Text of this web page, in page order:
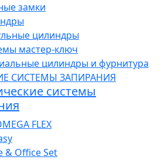
замки
цилиндры
мастер-ключ
цилиндры и фурнитура
СИСТЕМЫ ЗАПИРАНИЯ
системы
FLEX
& Office Set